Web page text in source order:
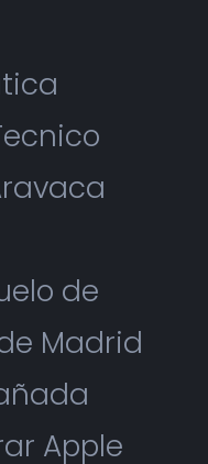
de
Madrid
Apple